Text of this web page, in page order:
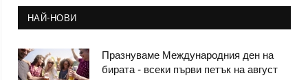
НАЙ-НОВИ
Празнуваме Международния ден на
бирата - всеки първи петък на август